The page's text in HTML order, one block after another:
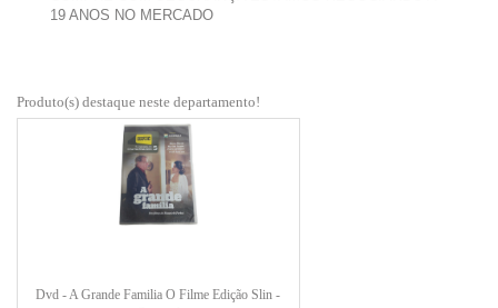
19 ANOS NO MERCADO
Produto(s) destaque neste departamento!
Dvd - A Grande Familia O Filme Edição Slin -